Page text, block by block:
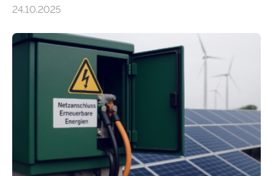
Forschungsprojekt „LAGER – Langzeitspeicherung in
Quartieren“ eingeworben. Ziel des Projekts ist die
Entwicklung, Erprobung und Demonstration von
Konzepten zur langfristigen Energiespeicherung in
sektorübergreifend vernetzten Energiesystemen. Das
Projekt startete am 15. Oktober 2025, hat eine Laufzeit
von drei Jahren und ein Gesamtvolumen von rund 2,9
Millionen Euro, wovon 2,6 Millionen Euro durch das
Ministerium für Umwelt, Klima und…
24.10.2025